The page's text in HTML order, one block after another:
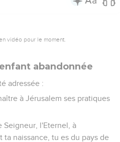
vidéo pour le moment.
abandonnée
adressée :
à Jérusalem ses pratiques
Seigneur, l'Eternel, à
ta naissance, tu es du pays de